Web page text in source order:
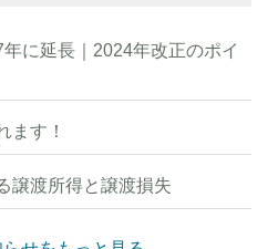
に延長｜2024年改正のポイ
ます！
譲渡所得と譲渡損失